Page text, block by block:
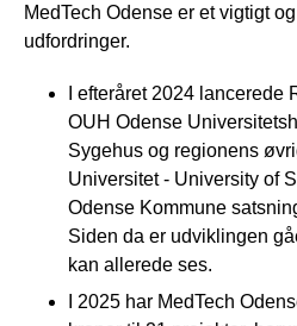
MedTech Odense er et vigtigt
udfordringer.
I efteråret 2024 lancerede
OUH Odense
Sygehus og regionens
Universitet - University of
Odense Kommune
Siden da er udviklingen
kan allerede ses.
I 2025 har MedTech